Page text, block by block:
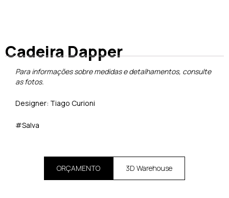
Cadeira Dapper
Para informações sobre medidas e detalhamentos, consulte
as fotos.
Designer: Tiago Curioni
#Salva
ORÇAMENTO 3D Warehouse